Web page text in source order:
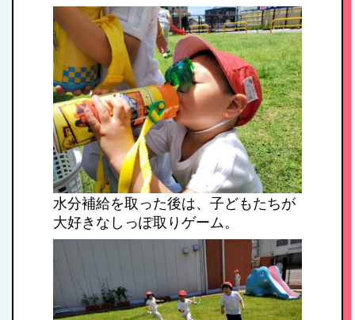
水分補給を取った後は、子どもたちが
大好きなしっぽ取りゲーム。